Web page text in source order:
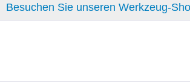
Besuchen Sie unseren Werkzeug-